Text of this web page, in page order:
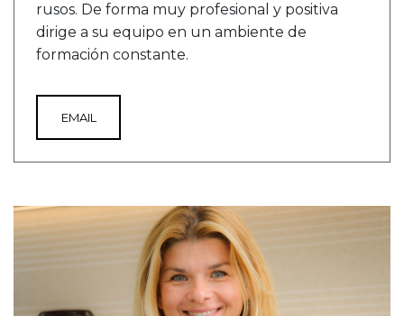
rusos. De forma muy profesional y positiva
dirige a su equipo en un ambiente de
formación constante.
EMAIL